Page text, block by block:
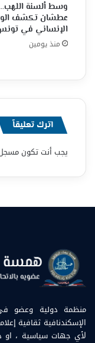
وسط ألسنة
عطشان تكشف
الإنساني في
منذ يومين
اترك تعليقاً
يجب أنت تكون
منظمة دولية وعضو في
الإسكندنافية ثقافية
لأي جهات سياسية ، او